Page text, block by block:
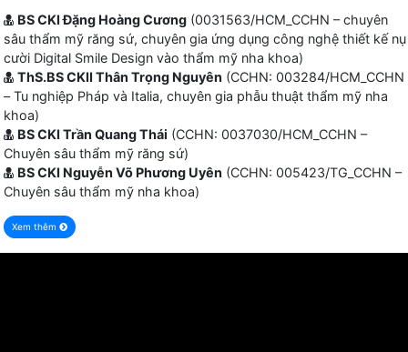
BS CKI Đặng Hoàng Cương (0031563/HCM_CCHN – chuyên
sâu thẩm mỹ răng sứ, chuyên gia ứng dụng công nghệ thiết kế nụ
cười Digital Smile Design vào thẩm mỹ nha khoa)
ThS.BS CKII Thân Trọng Nguyên (CCHN: 003284/HCM_CCHN
– Tu nghiệp Pháp và Italia, chuyên gia phẫu thuật thẩm mỹ nha
khoa)
BS CKI Trần Quang Thái (CCHN: 0037030/HCM_CCHN –
Chuyên sâu thẩm mỹ răng sứ)
BS CKI Nguyễn Võ Phương Uyên (CCHN: 005423/TG_CCHN –
Chuyên sâu thẩm mỹ nha khoa)
Xem thêm